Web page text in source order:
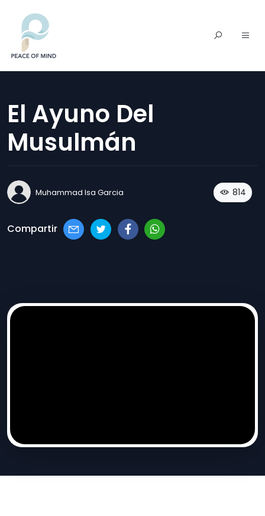
El Ayuno Del
Musulmán
Muhammad Isa Garcia 814
Compartir